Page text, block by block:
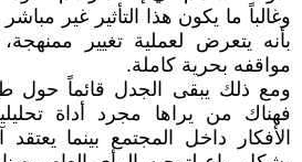
وغالباً ما يكون هذا التأثير غير
بأنه يتعرض لعملية تغيير
مواقفه بحرية كاملة.
ومع ذلك يبقى الجدل قائماً حول
فهناك من يراها مجرد أداة
الأفكار داخل المجتمع بينما